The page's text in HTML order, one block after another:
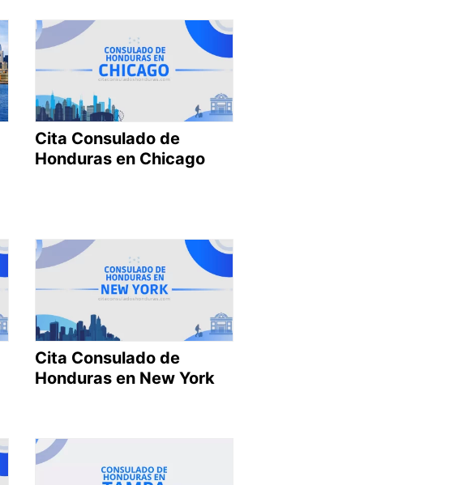
Cita Consulado de
Honduras en Chicago
Cita Consulado de
Honduras en New York